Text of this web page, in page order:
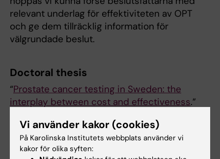
relevant underlag för effektiviteten av OPT
och ge dem tillräcklig information för
välgrundade beslut.
Doctoral thesis
“Prostate cancer testing in Sweden: the
interplay between cost and effectiveness.”
Shuang Hao. Karolinska Institutet (2022), ISBN:
978-91-8016-841-0
Vi använder kakor (cookies)
På Karolinska Institutets webbplats använder vi
kakor för olika syften: